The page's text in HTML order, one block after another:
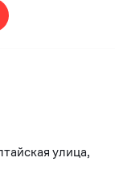
улица,